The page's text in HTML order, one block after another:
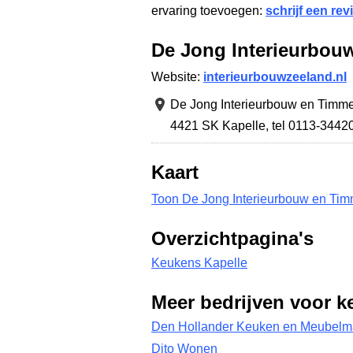
ervaring toevoegen: schrijf een
De Jong
Website: interieurbouwzeeland.nl
De Jong Interieurbouw en
4421 SK Kapelle, tel 0113-
Kaart
Toon De Jong Interieurbouw en
Overzichtpagina's
Keukens Kapelle
Meer bedrijven voor
Den Hollander Keuken en
Dito Wonen